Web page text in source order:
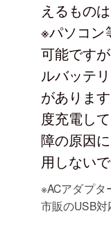
えるもの
※パソコン
可能です
ルバッテ
がありま
度充電し
障の原因
用しない
※ACアダプタ
市販のUSB対